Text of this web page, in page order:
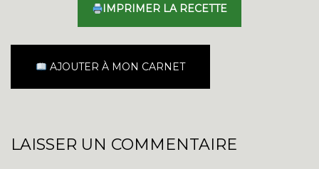
IMPRIMER LA RECETTE
AJOUTER À MON CARNET
LAISSER UN COMMENTAIRE